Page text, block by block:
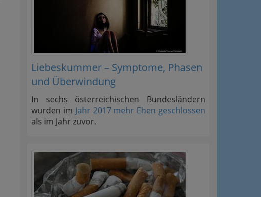
Liebeskummer – Symptome, Phasen
und Überwindung
In sechs österreichischen Bundesländern
wurden im Jahr 2017 mehr Ehen geschlossen
als im Jahr zuvor.